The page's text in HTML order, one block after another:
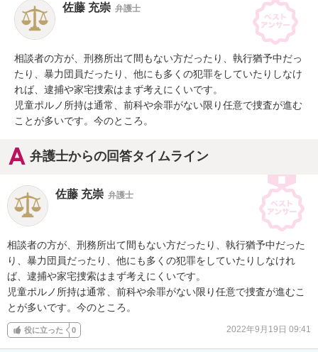
佐藤 充崇 弁護士
相談者の方が、刑務所出て間もない方だったり、執行猶予中だっ
たり、暴力団員だったり、他にも多くの犯罪をしていたりしなけ
れば、逮捕や家宅捜索はまず考えにくいです。
児童ポルノ所持は通常、前科や余罪がない限り任意で捜査が進む
ことが多いです。今のところ。
弁護士からの回答タイムライン
佐藤 充崇 弁護士
相談者の方が、刑務所出て間もない方だったり、執行猶予中だった
り、暴力団員だったり、他にも多くの犯罪をしていたりしなけれ
ば、逮捕や家宅捜索はまず考えにくいです。
児童ポルノ所持は通常、前科や余罪がない限り任意で捜査が進むこ
とが多いです。今のところ。
役に立った 0 2022年9月19日 09:41